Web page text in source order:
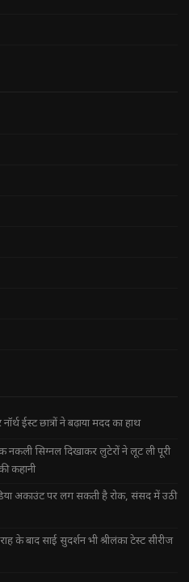
ईस्ट छात्रों ने बढ़ाया मदद का हाथ
सिग्नल दिखाकर लुटेरों ने लूट ली पूरी
कहानी
अकाउंट पर लग सकती है रोक, संसद में उठी
के बाद साई सुदर्शन भी श्रीलंका टेस्ट सीरीज